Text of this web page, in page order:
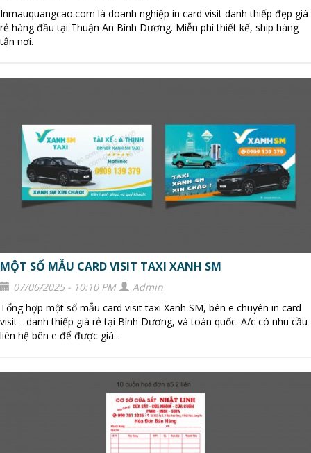
Inmauquangcao.com là doanh nghiệp in card visit danh thiếp đẹp giá
rẻ hàng đầu tại Thuận An Bình Dương. Miễn phí thiết kế, ship hàng
tận nơi.
MỘT SỐ MẪU CARD VISIT TAXI XANH SM
07/06/2025 - 10:10 PM
Admin
Tổng hợp một số mẫu card visit taxi Xanh SM, bên e chuyên in card
visit - danh thiếp giá rẻ tại Bình Dương, và toàn quốc. A/c có nhu cầu
liên hệ bên e để được giá...